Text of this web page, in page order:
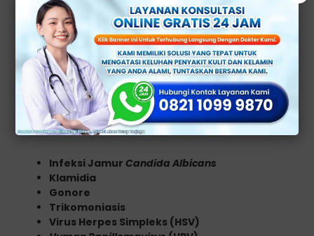
Vaginosis bakterialis dapat terjadi ketika pH vagina
terganggu, sehingga dapat menyebabkan bakteri
jahat di vagina mendominasi dan menyebabkan
peradangan.
Selain itu, terdapat berbagai infeksi lain yang dapat
menyebabkanradang pada vagina, yang juga dapat
menular melalui hubungan seksual, antara lain:
Infeksi Jamur Candida Albicans
Klamidia
Gonore
Trikomoniasis
Virus Herpes Simpleks (HSV)